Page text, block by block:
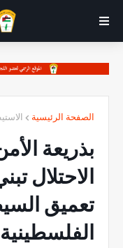
الصفحة الرئيسية
بذريعة
الاحتلال
تعميق
الفلسطينية